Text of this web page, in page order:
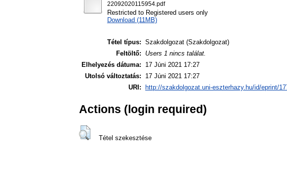
22092020115954.pdf
Restricted to Registered users only
Download (11MB)
Tétel típus: Szakdolgozat (Szakdolgozat)
Feltöltő:
Users 1 nincs találat.
Elhelyezés dátuma:
17 Júni 2021 17:27
Utolsó változtatás:
17 Júni 2021 17:27
URI:
http://szakdolgozat.uni-eszterhazy.hu/id/eprint/
Actions (login required)
Tétel szekesztése